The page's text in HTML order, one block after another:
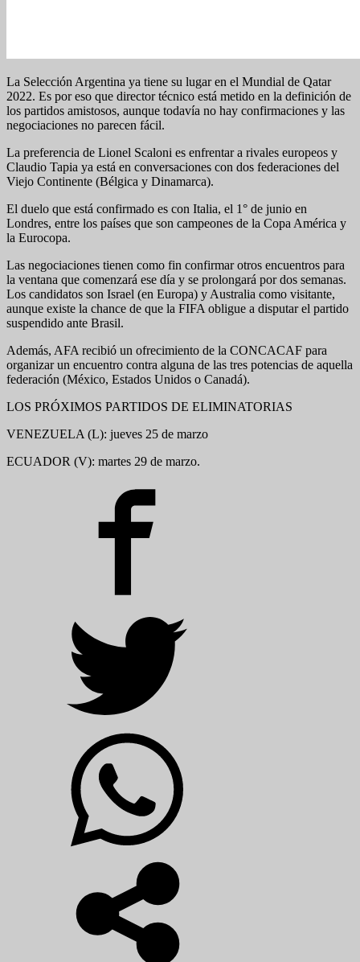
La Selección Argentina ya tiene su lugar en el Mundial de Qatar
2022. Es por eso que director técnico está metido en la definición de
los partidos amistosos, aunque todavía no hay confirmaciones y las
negociaciones no parecen fácil.
La preferencia de Lionel Scaloni es enfrentar a rivales europeos y
Claudio Tapia ya está en conversaciones con dos federaciones del
Viejo Continente (Bélgica y Dinamarca).
El duelo que está confirmado es con Italia, el 1° de junio en
Londres, entre los países que son campeones de la Copa América y
la Eurocopa.
Las negociaciones tienen como fin confirmar otros encuentros para
la ventana que comenzará ese día y se prolongará por dos semanas.
Los candidatos son Israel (en Europa) y Australia como visitante,
aunque existe la chance de que la FIFA obligue a disputar el partido
suspendido ante Brasil.
Además, AFA recibió un ofrecimiento de la CONCACAF para
organizar un encuentro contra alguna de las tres potencias de aquella
federación (México, Estados Unidos o Canadá).
LOS PRÓXIMOS PARTIDOS DE ELIMINATORIAS
VENEZUELA (L): jueves 25 de marzo
ECUADOR (V): martes 29 de marzo.